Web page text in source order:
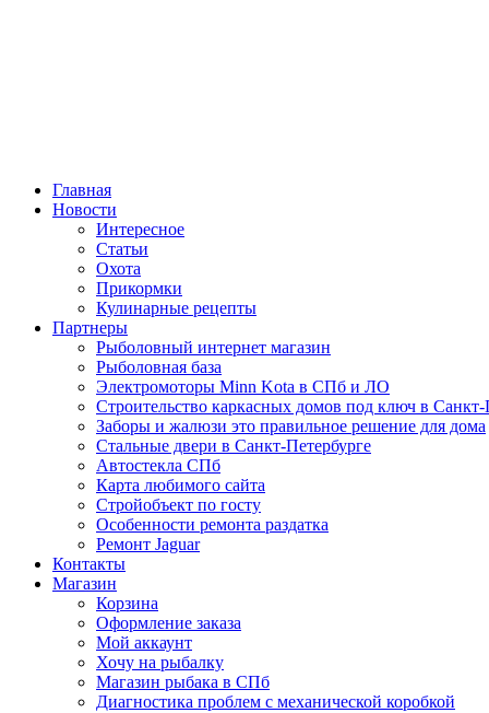
Главная
Новости
Интересное
Статьи
Охота
Прикормки
Кулинарные рецепты
Партнеры
Рыболовный интернет магазин
Рыболовная база
Электромоторы Minn Kota в СПб и ЛО
Строительство каркасных домов под ключ в Санкт-
Заборы и жалюзи это правильное решение для дома
Стальные двери в Санкт-Петербурге
Автостекла СПб
Карта любимого сайта
Стройобъект по госту
Особенности ремонта раздатка
Ремонт Jaguar
Контакты
Магазин
Корзина
Оформление заказа
Мой аккаунт
Хочу на рыбалку
Магазин рыбака в СПб
Диагностика проблем с механической коробкой